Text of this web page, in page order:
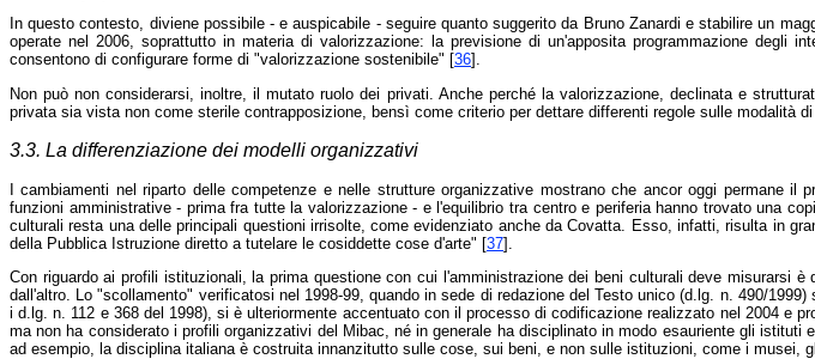
In questo contesto, diviene possibile - e auspicabile - seguire quanto suggerito da Bruno Zanardi e stabilire un
operate nel 2006, soprattutto in materia di valorizzazione: la previsione di un'apposita programmazione
consentono di configurare forme di "valorizzazione sostenibile" [36].
Non può non considerarsi, inoltre, il mutato ruolo dei privati. Anche perché la valorizzazione, declinata e
privata sia vista non come sterile contrapposizione, bensì come criterio per dettare differenti regole sulle modalità
3.3. La differenziazione dei modelli organizzativi
I cambiamenti nel riparto delle competenze e nelle strutture organizzative mostrano che ancor oggi permane
funzioni amministrative - prima fra tutte la valorizzazione - e l'equilibrio tra centro e periferia hanno trovato una
culturali resta una delle principali questioni irrisolte, come evidenziato anche da Covatta. Esso, infatti, risulta in
della Pubblica Istruzione diretto a tutelare le cosiddette cose d'arte" [37].
Con riguardo ai profili istituzionali, la prima questione con cui l'amministrazione dei beni culturali deve misurarsi
dall'altro. Lo "scollamento" verificatosi nel 1998-99, quando in sede di redazione del Testo unico (d.lg. n. 490/
i d.lg. n. 112 e 368 del 1998), si è ulteriormente accentuato con il processo di codificazione realizzato nel 2004 e
ma non ha considerato i profili organizzativi del Mibac, né in generale ha disciplinato in modo esauriente gli
ad esempio, la disciplina italiana è costruita innanzitutto sulle cose, sui beni, e non sulle istituzioni, come i musei,